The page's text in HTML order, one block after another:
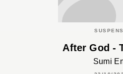
After God -
Sumi